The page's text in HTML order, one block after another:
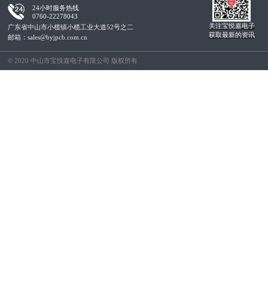
关注宝悦嘉电子
获取最新的资讯
24小时服务热线
0760-22278043
广东省中山市小榄镇小榄工业大道52号之二
邮箱：sales@byjpcb.com.cn
© 2020 中山市宝悦嘉电子有限公司 版权所有